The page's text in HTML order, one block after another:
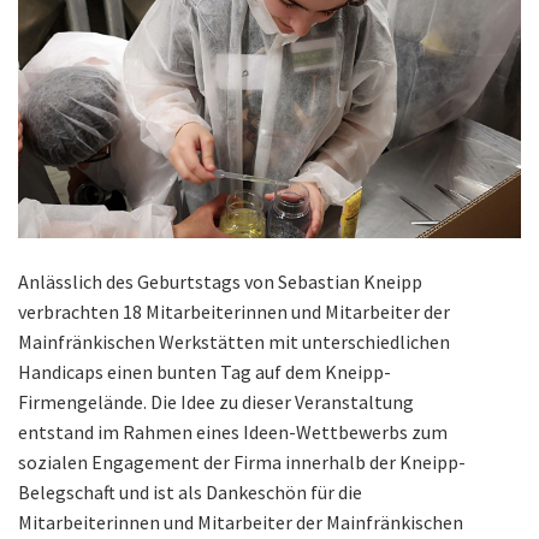
Anlässlich des Geburtstags von Sebastian Kneipp
verbrachten 18 Mitarbeiterinnen und Mitarbeiter der
Mainfränkischen Werkstätten mit unterschiedlichen
Handicaps einen bunten Tag auf dem Kneipp-
Firmengelände. Die Idee zu dieser Veranstaltung
entstand im Rahmen eines Ideen-Wettbewerbs zum
sozialen Engagement der Firma innerhalb der Kneipp-
Belegschaft und ist als Dankeschön für die
Mitarbeiterinnen und Mitarbeiter der Mainfränkischen